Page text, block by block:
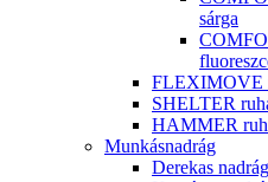
sárga
FLEXIMOVE
SHELTER
HAMMER
Munkásnadrág
Derekas nadrág